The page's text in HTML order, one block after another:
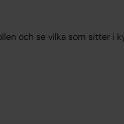
och se vilka som sitter i